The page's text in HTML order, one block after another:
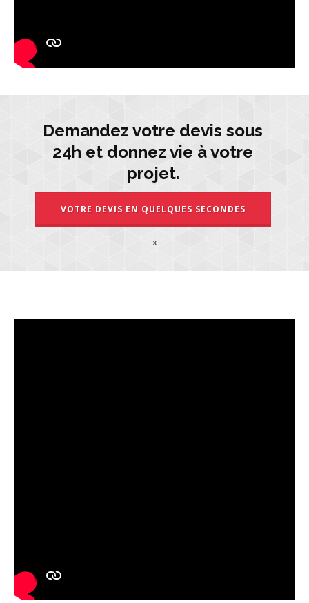
Demandez votre devis sous
24h et donnez vie à votre
projet.
VOTRE DEVIS EN QUELQUES SECONDES
x